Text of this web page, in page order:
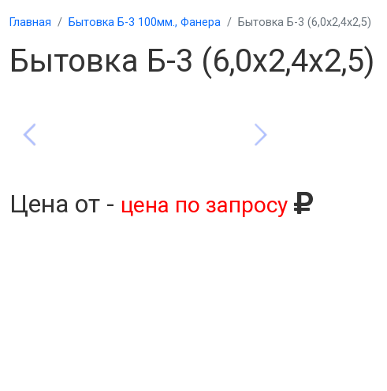
Главная Бытовка Б-3 100мм., Фанера Бытовка Б-3 (6,0х2,4х2,5)
Бытовка Б-3 (6,0х2,4х2,5)
Цена от - цена по запросу